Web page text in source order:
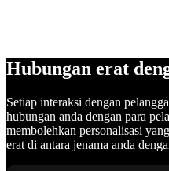
Hubungan erat
Setiap interaksi dengan
hubungan anda dengan para
membolehkan personalisasi
erat di antara jenama anda